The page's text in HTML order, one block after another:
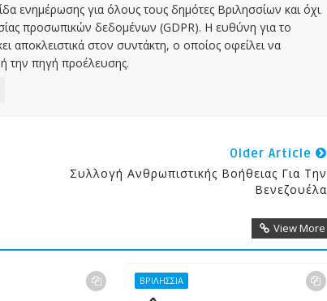
ενημέρωσης για όλους τους δημότες Βριλησσίων και όχι
προσωπικών δεδομένων (GDPR). Η ευθύνη για το
αποκλειστικά στον συντάκτη, ο οποίος οφείλει να
την πηγή προέλευσης.
Older Article
Συλλογή Ανθρωπιστικής Βοήθειας Για Την
Βενεζουέλα
View More
ΒΡΙΛΗΣΣΙΑ